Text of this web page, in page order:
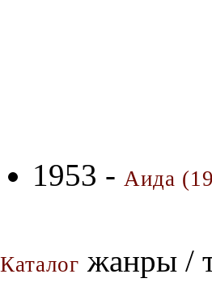
1953 - Аида
Каталог жанры /